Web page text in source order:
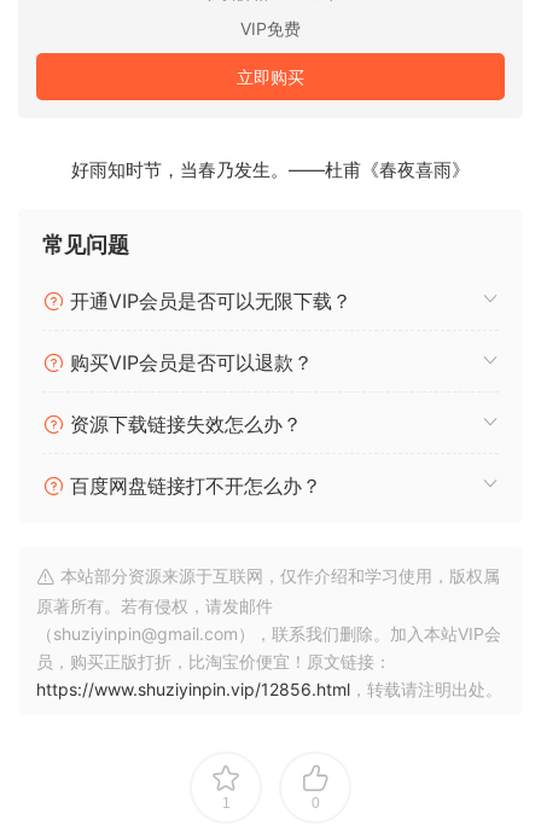
Texture Resonator
Turn Any Sound Into a Soundscape
VIP免费
立即购买
好雨知时节，当春乃发生。——杜甫《春夜喜雨》
常见问题
开通VIP会员是否可以无限下载？
购买VIP会员是否可以退款？
资源下载链接失效怎么办？
百度网盘链接打不开怎么办？
本站部分资源来源于互联网，仅作介绍和学习使用，版权属
原著所有。若有侵权，请发邮件
（shuziyinpin@gmail.com），联系我们删除。加入本站VIP会
员，购买正版打折，比淘宝价便宜！原文链接：
https://www.shuziyinpin.vip/12856.html ，转载请注明出处。
1 0